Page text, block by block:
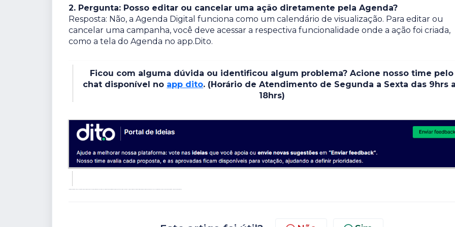
2. Pergunta: Posso editar ou cancelar uma ação diretamente pela Agenda?
Resposta: Não, a Agenda Digital funciona como um calendário de visualização. Para editar ou
cancelar uma campanha, você deve acessar a respectiva funcionalidade onde a ação foi criada,
como a tela do Agenda no app.Dito.
Ficou com alguma dúvida ou identificou algum problema? Acione nosso time pelo
chat disponível no app dito. (Horário de Atendimento de Segunda a Sexta das 9hrs
18hrs)